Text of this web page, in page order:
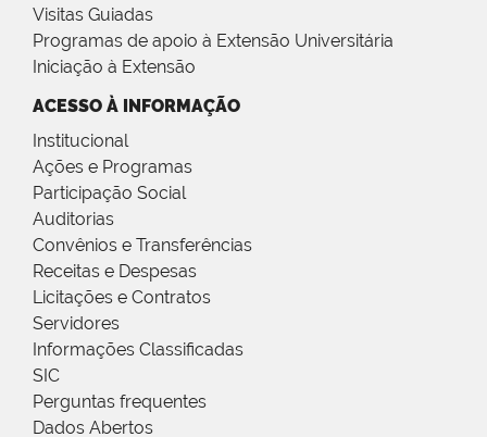
Visitas Guiadas
Programas de apoio à Extensão Universitária
Iniciação à Extensão
ACESSO À INFORMAÇÃO
Institucional
Ações e Programas
Participação Social
Auditorias
Convênios e Transferências
Receitas e Despesas
Licitações e Contratos
Servidores
Informações Classificadas
SIC
Perguntas frequentes
Dados Abertos